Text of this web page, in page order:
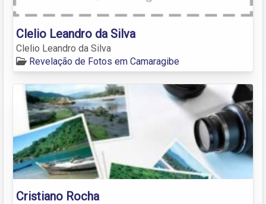
Clelio Leandro da Silva
Clelio Leandro da Silva
Revelação de Fotos em Camaragibe
Cristiano Rocha